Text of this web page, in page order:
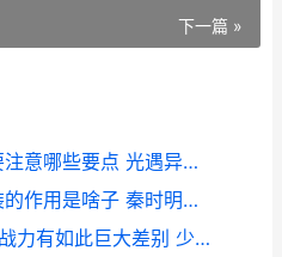
下一篇 »
光遇异域先祖的寻觅需要注意哪些要点 光遇异域先祖斗篷价格
秦时明月手机游戏中时装的作用是啥子 秦时明月手游下载安卓版下载
为何少年三国志2的武将战力有如此巨大差别 少年三国志越来越没意思了